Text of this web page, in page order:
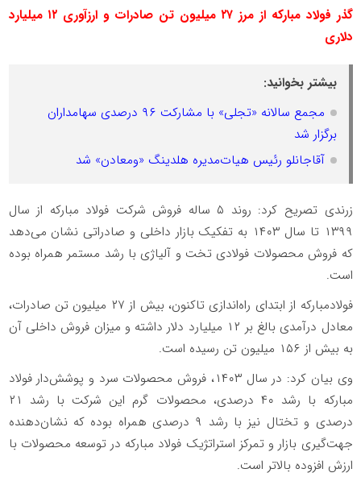
گذر فولاد مبارکه از مرز ۲۷ میلیون تن صادرات و ارزآوری ۱۲ میلیارد
دلاری
بیشتر بخوانید:
مجمع سالانه «تجلی» با مشارکت ۹۶ درصدی سهامداران
برگزار شد
آقاجانلو رئیس هیات‌مدیره هلدینگ «ومعادن» شد
زرندی تصریح کرد: روند ۵ ساله فروش شرکت فولاد مبارکه از سال
۱۳۹۹ تا سال ۱۴۰۳ به تفکیک بازار داخلی و صادراتی نشان می‌دهد
که فروش محصولات فولادی تخت و آلیاژی با رشد مستمر همراه بوده
است.
فولادمبارکه از ابتدای راه‌اندازی تاکنون، بیش از ۲۷ میلیون تن صادرات،
معادل درآمدی بالغ بر ۱۲ میلیارد دلار داشته و میزان فروش داخلی آن
به بیش از ۱۵۶ میلیون تن رسیده است
.
وی بیان کرد: در سال ۱۴۰۳، فروش محصولات سرد و پوشش‌دار فولاد
مبارکه با رشد ۴۰ درصدی، محصولات گرم این شرکت با رشد ۲۱
درصدی و تختال نیز با رشد ۹ درصدی همراه بوده که نشان‌دهنده
جهت‌گیری بازار و تمرکز استراتژیک فولاد مبارکه در توسعه محصولات با
ارزش افزوده بالاتر است.